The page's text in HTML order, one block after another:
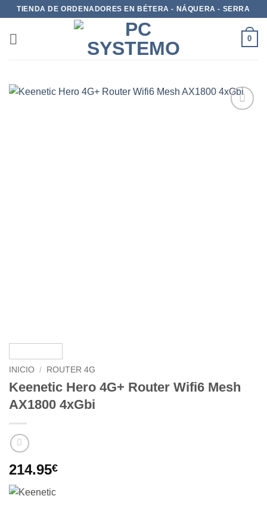
TIENDA DE ORDENADORES EN BÉTERA - NÁQUERA - SERRA
0
INICIO / ROUTER 4G
Keenetic Hero 4G+ Router Wifi6 Mesh
AX1800 4xGbi
214.95€